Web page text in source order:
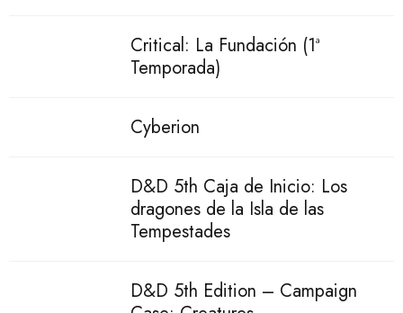
Critical: La Fundación (1ª
Temporada)
Cyberion
D&D 5th Caja de Inicio: Los
dragones de la Isla de las
Tempestades
D&D 5th Edition – Campaign